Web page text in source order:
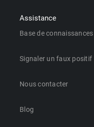
Assistance
Base de connaissances
Signaler un faux positif
Nous contacter
Blog